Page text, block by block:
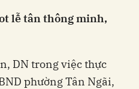
lễ tân thông minh,
DN trong việc thực
phường Tân Ngãi,